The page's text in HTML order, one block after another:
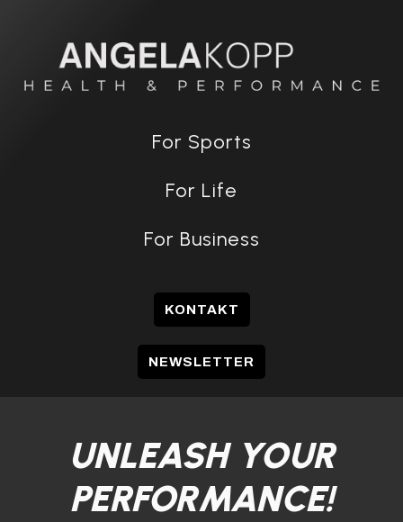
For Sports
For Life
For Business
KONTAKT
NEWSLETTER
UNLEASH YOUR
PERFORMANCE!